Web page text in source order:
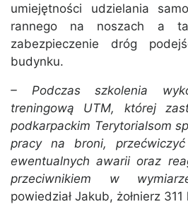
umiejętności udzielania
rannego na noszach a
zabezpieczenie dróg
budynku.
– Podczas szkolenia
treningową UTM, której
podkarpackim Terytorialsom
pracy na broni,
ewentualnych awarii oraz
przeciwnikiem w
powiedział Jakub, żołnierz